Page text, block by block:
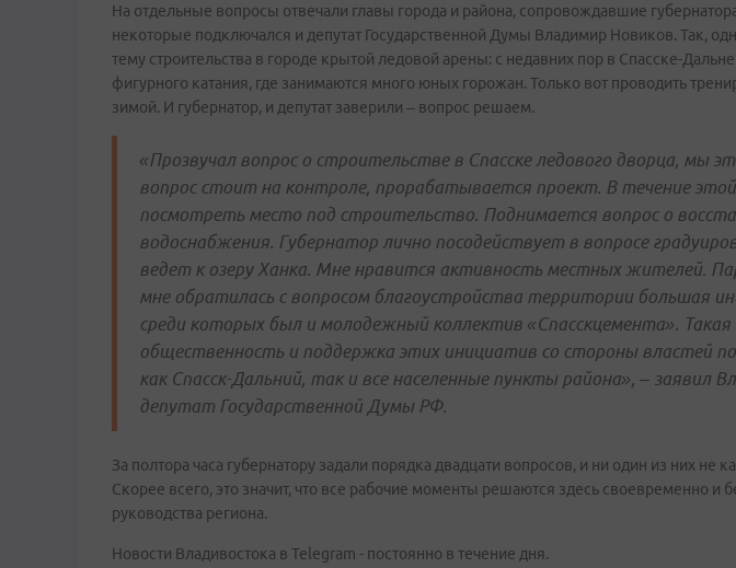
На отдельные вопросы отвечали главы города и района, сопровождавшие
некоторые подключался и депутат Государственной Думы Владимир Новиков. Так,
тему строительства в городе крытой ледовой арены: с недавних пор в Спасске-
фигурного катания, где занимаются много юных горожан. Только вот проводить
зимой. И губернатор, и депутат заверили – вопрос решаем.
«Прозвучал вопрос о строительстве в Спасске ледового дворца, мы
вопрос стоит на контроле, прорабатывается проект. В течение этой
посмотреть место под строительство. Поднимается вопрос о
водоснабжения. Губернатор лично посодействует в вопросе
ведет к озеру Ханка. Мне нравится активность местных жителей.
мне обратилась с вопросом благоустройства территории большая
среди которых был и молодежный коллектив «Спасскцемента».
общественность и поддержка этих инициатив со стороны властей
как Спасск-Дальний, так и все населенные пункты района», – заявил
депутат Государственной Думы РФ.
За полтора часа губернатору задали порядка двадцати вопросов, и ни один из них не
Скорее всего, это значит, что все рабочие моменты решаются здесь своевременно и
руководства региона.
Новости Владивостока в Telegram - постоянно в течение дня.